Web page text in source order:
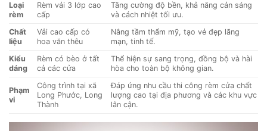
Loại
rèm
Rèm vải 3 lớp cao
cấp
Tăng cường độ bền, khả năng cản sáng
và cách nhiệt tối ưu.
Chất
liệu
Vải cao cấp có
hoa văn thêu
Nâng tầm thẩm mỹ, tạo vẻ đẹp lãng
mạn, tinh tế.
Kiểu
dáng
Rèm có bèo ở tất
cả các cửa
Thể hiện sự sang trọng, đồng bộ và hài
hòa cho toàn bộ không gian.
Phạm
vi
Công trình tại xã
Long Phước, Long
Thành
Đáp ứng nhu cầu thi công rèm cửa chất
lượng cao tại địa phương và các khu vực
lân cận.